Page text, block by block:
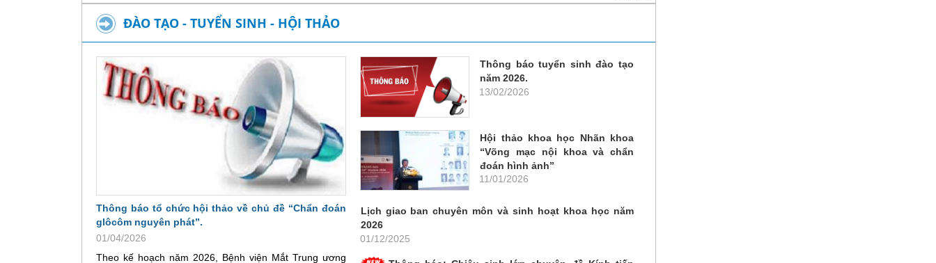
ĐÀO TẠO - TUYỂN SINH - HỘI THẢO
Thông báo tổ chức hội thảo về chủ đề “Chẩn đoán
glôcôm nguyên phát”.
01/04/2026
Theo kế hoạch năm 2026, Bệnh viện Mắt Trung ương
Thông báo tuyển sinh đào tạo
năm 2026.
13/02/2026
Hội thảo khoa học Nhãn khoa
“Võng mạc nội khoa và chẩn
đoán hình ảnh”
11/01/2026
Lịch giao ban chuyên môn và sinh hoạt khoa học năm
2026
01/12/2025